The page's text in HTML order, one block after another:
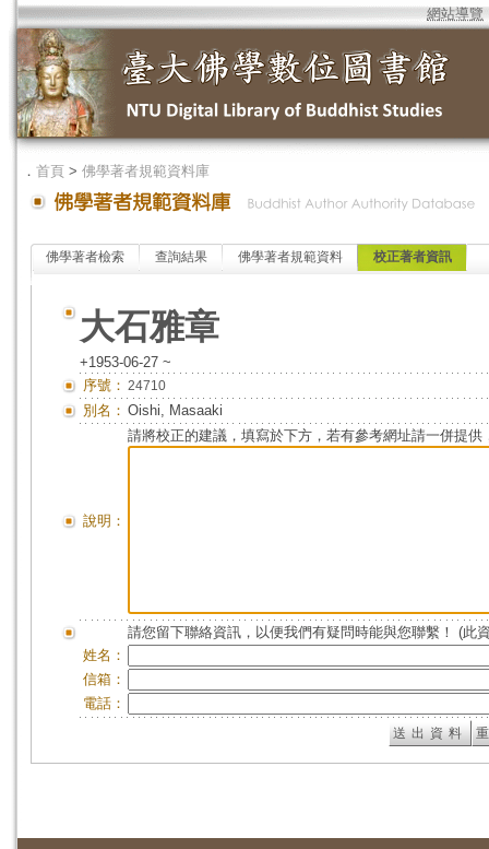
網站導覽
． 首頁 > 佛學著者規範資料庫
佛學著者檢索 查詢結果 佛學著者規範資料 校正著者資訊
大石雅章
+1953-06-27 ~
序號： 24710
別名： Oishi, Masaaki
說明：
請將校正的建議，填寫於下方，若有參考網址請一併提供
請您留下聯絡資訊，以便我們有疑問時能與您聯繫！ (此
姓名：
信箱：
電話：